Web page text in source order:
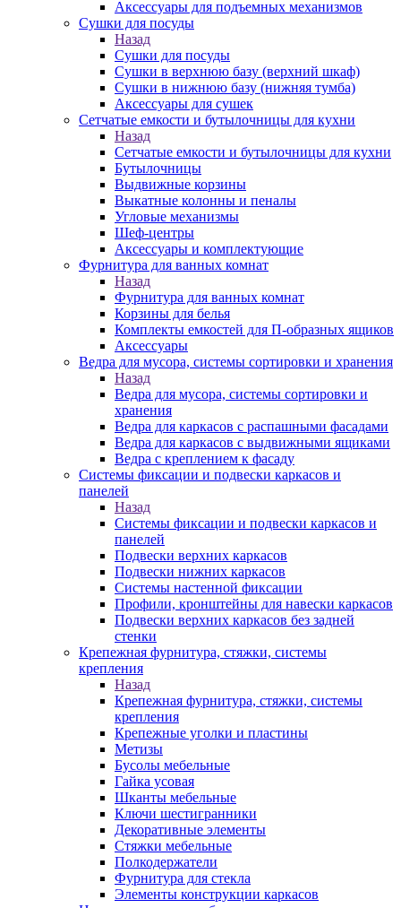
Аксессуары для подъемных механизмов
Сушки для посуды
Назад
Сушки для посуды
Сушки в верхнюю базу (верхний шкаф)
Сушки в нижнюю базу (нижняя тумба)
Аксессуары для сушек
Сетчатые емкости и бутылочницы для кухни
Назад
Сетчатые емкости и бутылочницы для кухни
Бутылочницы
Выдвижные корзины
Выкатные колонны и пеналы
Угловые механизмы
Шеф-центры
Аксессуары и комплектующие
Фурнитура для ванных комнат
Назад
Фурнитура для ванных комнат
Корзины для белья
Комплекты емкостей для П-образных ящиков
Аксессуары
Ведра для мусора, системы сортировки и хранения
Назад
Ведра для мусора, системы сортировки и
хранения
Ведра для каркасов с распашными фасадами
Ведра для каркасов с выдвижными ящиками
Ведра с креплением к фасаду
Системы фиксации и подвески каркасов и
панелей
Назад
Системы фиксации и подвески каркасов и
панелей
Подвески верхних каркасов
Подвески нижних каркасов
Системы настенной фиксации
Профили, кронштейны для навески каркасов
Подвески верхних каркасов без задней
стенки
Крепежная фурнитура, стяжки, системы
крепления
Назад
Крепежная фурнитура, стяжки, системы
крепления
Крепежные уголки и пластины
Метизы
Бусолы мебельные
Гайка усовая
Шканты мебельные
Ключи шестигранники
Декоративные элементы
Стяжки мебельные
Полкодержатели
Фурнитура для стекла
Элементы конструкции каркасов